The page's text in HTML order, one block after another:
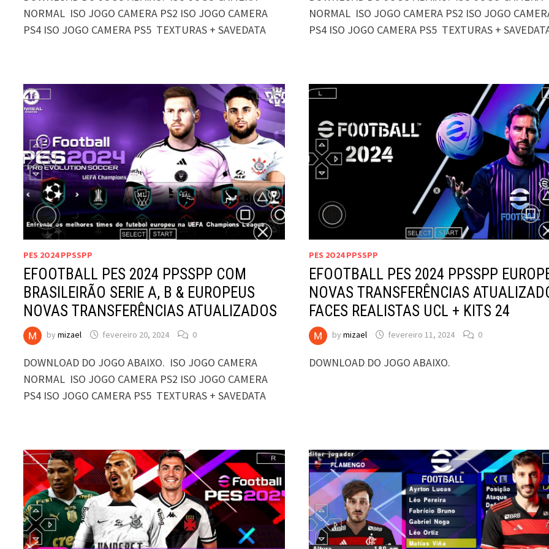
NORMAL ISO JOGO CAMERA PS2 ISO JOGO CAMERA
PS4 ISO JOGO CAMERA PS5 TEXTURAS + SAVEDATA
NORMAL ISO JOGO CAMERA PS2 ISO JOGO
PS4 ISO JOGO CAMERA PS5 TEXTURAS +
PES 2O24 PPSSPP
EFOOTBALL PES 2024 PPSSPP COM
BRASILEIRÃO SERIE A, B & EUROPEUS
NOVAS TRANSFERÊNCIAS ATUALIZADOS
bymizael fevereiro 20, 2024 0
DOWNLOAD DO JOGO ABAIXO. ISO JOGO CAMERA
NORMAL ISO JOGO CAMERA PS2 ISO JOGO CAMERA
PS4 ISO JOGO CAMERA PS5 TEXTURAS + SAVEDATA
PES 2O24 PPSSPP
EFOOTBALL PES 2024 PPSSPP
NOVAS TRANSFERÊNCIAS
FACES REALISTAS UCL + KITS 24
by mizael fevereiro 11, 2024 0
DOWNLOAD DO JOGO ABAIXO.